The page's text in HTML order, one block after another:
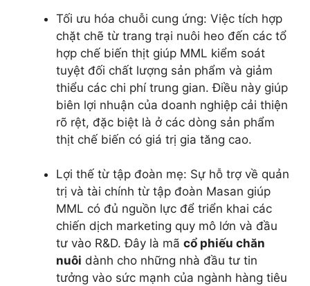
Tối ưu hóa chuỗi cung ứng: Việc tích hợp
chặt chẽ từ trang trại nuôi heo đến các tổ
hợp chế biến thịt giúp MML kiểm soát
tuyệt đối chất lượng sản phẩm và giảm
thiểu các chi phí trung gian. Điều này giúp
biên lợi nhuận của doanh nghiệp cải thiện
rõ rệt, đặc biệt là ở các dòng sản phẩm
thịt chế biến có giá trị gia tăng cao.
Lợi thế từ tập đoàn mẹ: Sự hỗ trợ về quản
trị và tài chính từ tập đoàn Masan giúp
MML có đủ nguồn lực để triển khai các
chiến dịch marketing quy mô lớn và đầu
tư vào R&D. Đây là mã cổ phiếu chăn
nuôi dành cho những nhà đầu tư tin
tưởng vào sức mạnh của ngành hàng tiêu